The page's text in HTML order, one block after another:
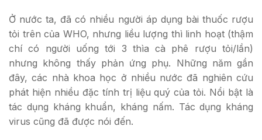
Ở nước ta, đã có nhiều người áp dụng bài thuốc rượu
tỏi trên của WHO, nhưng liều lượng thì linh hoạt (thậm
chí có người uống tới 3 thìa cà phê rượu tỏi/lần)
nhưng không thấy phản ứng phụ. Những năm gần
đây, các nhà khoa học ở nhiều nước đã nghiên cứu
phát hiện nhiều đặc tính trị liệu quý của tỏi. Nổi bật là
tác dụng kháng khuẩn, kháng nấm. Tác dụng kháng
virus cũng đã được nói đến.